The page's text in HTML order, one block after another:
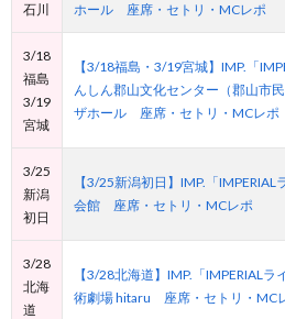
石川
ホール 座席・セトリ・MCレポ
3/18
福島
3/19
宮城
【3/18福島・3/19宮城】IMP.「
んしん郡山文化センター（郡山市
ザホール 座席・セトリ・MCレポ
3/25
新潟
初日
【3/25新潟初日】IMP.「
会館 座席・セトリ・MCレポ
3/28
北海
道
【3/28北海道】IMP.「IMPERIAL
術劇場 hitaru 座席・セトリ・MC